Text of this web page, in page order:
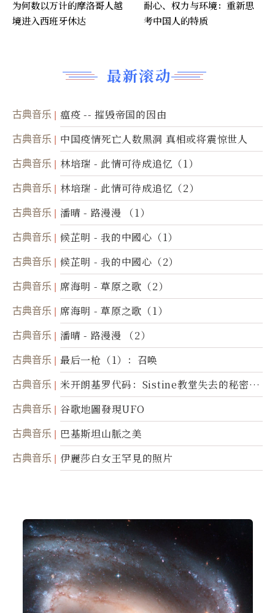
最新滚动
古典音乐 瘟疫 -- 摧毁帝国的因由
古典音乐 中国疫情死亡人数黑洞 真相或将震惊世人
古典音乐 林培瑞 - 此情可待成追忆（1）
古典音乐 林培瑞 - 此情可待成追忆（2）
古典音乐 潘晴 - 路漫漫 （1）
古典音乐 候芷明 - 我的中國心（1）
古典音乐 候芷明 - 我的中國心（2）
古典音乐 席海明 - 草原之歌（2）
古典音乐 席海明 - 草原之歌（1）
古典音乐 潘晴 - 路漫漫 （2）
古典音乐 最后一枪（1）：召唤
古典音乐
米开朗基罗代码：Sistine教堂失去的秘密
(图)
古典音乐 谷歌地圖發現UFO
古典音乐 巴基斯坦山脈之美
古典音乐 伊麗莎白女王罕見的照片
为何数以万计的摩洛哥人越
境进入西班牙休达
耐心、权力与环境：重新思
考中国人的特质